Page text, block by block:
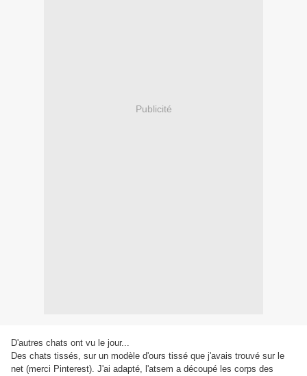
Publicité
D'autres chats ont vu le jour...
Des chats tissés, sur un modèle d'ours tissé que j'avais trouvé sur le
net (merci Pinterest). J'ai adapté, l'atsem a découpé les corps des